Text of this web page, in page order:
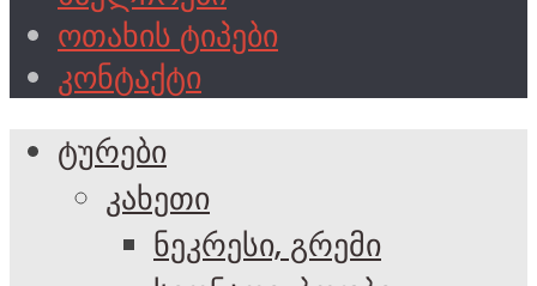
ოთახის ტიპები
კონტაქტი
ტურები
კახეთი
ნეკრესი, გრემი